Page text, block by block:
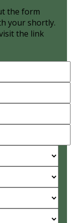
the form
your shortly.
the link